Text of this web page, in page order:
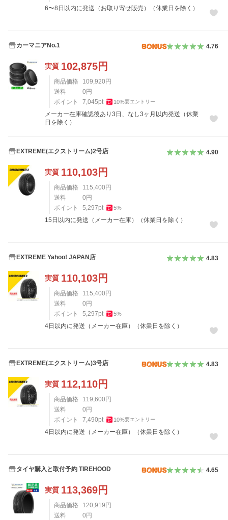
6〜8日以内に発送（お取り寄せ販売）（休業日を除く）
カーマニアNo.1 4.76
実質 102,875円
商品価格 109,920 円
送料
0 円
ポイント
7,045pt 10%要エントリー
メーカー在庫確認後あり3日、なし3ヶ月以内発送（休業
日を除く）
EXTREME(エクストリーム)2号店 4.90
実質 110,103円
商品価格 115,400 円
送料
0 円
ポイント
5,297pt 5%
15日以内に発送（メーカー在庫）（休業日を除く）
EXTREME Yahoo! JAPAN店 4.83
実質 110,103円
商品価格 115,400 円
送料
0 円
ポイント
5,297pt 5%
4日以内に発送（メーカー在庫）（休業日を除く）
EXTREME(エクストリーム)3号店 4.83
実質 112,110円
商品価格 119,600 円
送料
0 円
ポイント
7,490pt 10%要エントリー
4日以内に発送（メーカー在庫）（休業日を除く）
タイヤ購入と取付予約 TIREHOOD 4.65
実質 113,369円
商品価格 120,919 円
送料
0 円